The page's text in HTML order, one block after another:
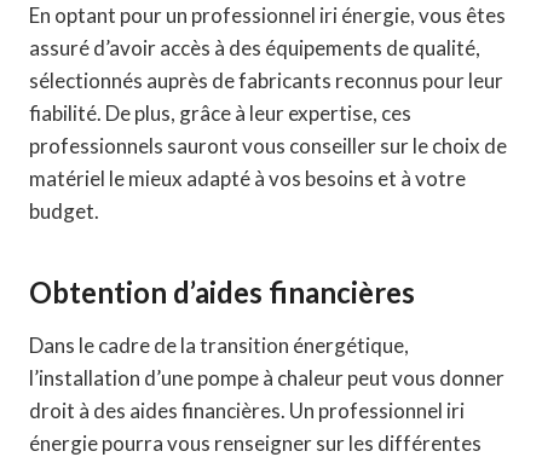
En optant pour un professionnel iri énergie, vous êtes
assuré d’avoir accès à des équipements de qualité,
sélectionnés auprès de fabricants reconnus pour leur
fiabilité. De plus, grâce à leur expertise, ces
professionnels sauront vous conseiller sur le choix de
matériel le mieux adapté à vos besoins et à votre
budget.
Obtention d’aides financières
Dans le cadre de la transition énergétique,
l’installation d’une pompe à chaleur peut vous donner
droit à des aides financières. Un professionnel iri
énergie pourra vous renseigner sur les différentes